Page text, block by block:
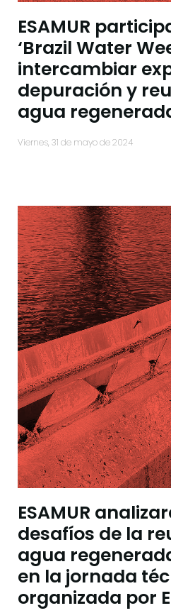
ESAMUR
‘Brazil Water
intercambiar
depuración y
agua
viernes, 31 de mayo de 2024
ESAMUR
desafíos de la
agua
en la jornada
organizada por